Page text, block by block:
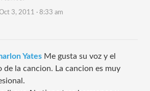
3, 2011 · 8:33 am
Yates Me gusta su voz y el
de la cancion. La cancion es muy